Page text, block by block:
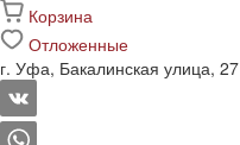
Корзина
Отложенные
г. Уфа, Бакалинская улица, 27